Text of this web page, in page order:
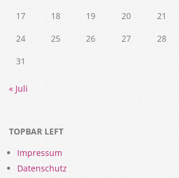
17
18 19 20 21
24
25 26 27 28
31
« Juli
TOPBAR LEFT
Impressum
Datenschutz